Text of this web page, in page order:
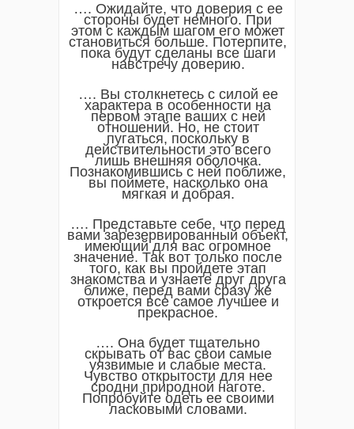
…. Ожидайте, что доверия с ее
стороны будет немного. При
этом с каждым шагом его может
становиться больше. Потерпите,
пока будут сделаны все шаги
навстречу доверию.
…. Вы столкнетесь с силой ее
характера в особенности на
первом этапе ваших с ней
отношений. Но, не стоит
пугаться, поскольку в
действительности это всего
лишь внешняя оболочка.
Познакомившись с ней поближе,
вы поймете, насколько она
мягкая и добрая.
…. Представьте себе, что перед
вами зарезервированный объект,
имеющий для вас огромное
значение. Так вот только после
того, как вы пройдете этап
знакомства и узнаете друг друга
ближе, перед вами сразу же
откроется все самое лучшее и
прекрасное.
…. Она будет тщательно
скрывать от вас свои самые
уязвимые и слабые места.
Чувство открытости для нее
сродни природной наготе.
Попробуйте одеть ее своими
ласковыми словами.